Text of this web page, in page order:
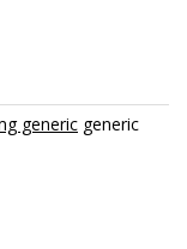
generic generic